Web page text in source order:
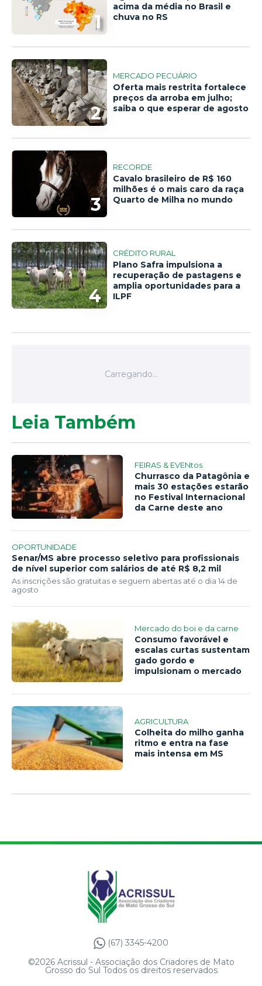
1
acima da média no Brasil e
chuva no RS
2
MERCADO PECUÁRIO
Oferta mais restrita fortalece
preços da arroba em julho;
saiba o que esperar de agosto
3
RECORDE
Cavalo brasileiro de R$ 160
milhões é o mais caro da raça
Quarto de Milha no mundo
4
CRÉDITO RURAL
Plano Safra impulsiona a
recuperação de pastagens e
amplia oportunidades para a
ILPF
Leia Também
FEIRAS & EVENtos
Churrasco da Patagônia e
mais 30 estações estarão
no Festival Internacional
da Carne deste ano
OPORTUNIDADE
Senar/MS abre processo seletivo para profissionais
de nível superior com salários de até R$ 8,2 mil
As inscrições são gratuitas e seguem abertas até o dia 14 de
agosto
Mercado do boi e da carne
Consumo favorável e
escalas curtas sustentam
gado gordo e
impulsionam o mercado
AGRICULTURA
Colheita do milho ganha
ritmo e entra na fase
mais intensa em MS
(67) 3345-4200
©2026 Acrissul - Associação dos Criadores de Mato
Grosso do Sul Todos os direitos reservados